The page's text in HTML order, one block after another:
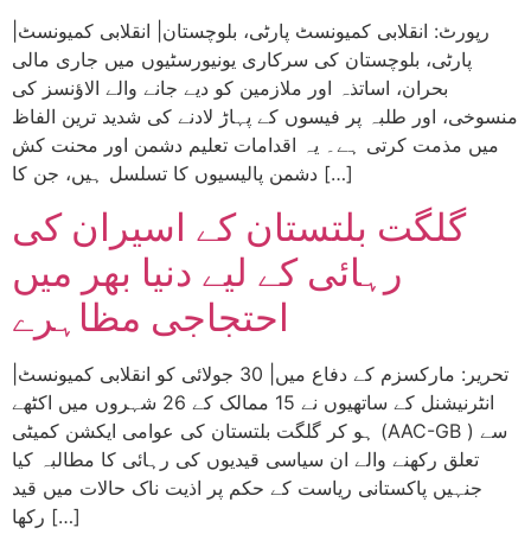
پارٹی، بلوچستان کی سرکاری یونیورسٹیوں میں جاری مالی
بحران، اساتذہ اور ملازمین کو دیے جانے والے الاؤنسز کی
منسوخی، اور طلبہ پر فیسوں کے پہاڑ لادنے کی شدید ترین الفاظ
میں مذمت کرتی ہے۔ یہ اقدامات تعلیم دشمن اور محنت کش
دشمن پالیسیوں کا تسلسل ہیں، جن کا […]
گلگت بلتستان کے اسیران کی
رہائی کے لیے دنیا بھر میں
احتجاجی مظاہرے
انٹرنیشنل کے ساتھیوں نے 15 ممالک کے 26 شہروں میں اکٹھے
ہو کر گلگت بلتستان کی عوامی ایکشن کمیٹی (AAC-GB ) سے
تعلق رکھنے والے ان سیاسی قیدیوں کی رہائی کا مطالبہ کیا
جنہیں پاکستانی ریاست کے حکم پر اذیت ناک حالات میں قید
رکھا […]